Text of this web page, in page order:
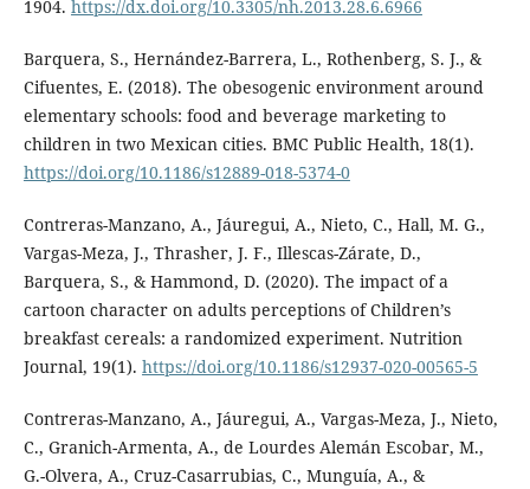
1904. https://dx.doi.org/10.3305/nh.2013.28.6.6966
Barquera, S., Hernández-Barrera, L., Rothenberg, S. J., &
Cifuentes, E. (2018). The obesogenic environment around
elementary schools: food and beverage marketing to
children in two Mexican cities. BMC Public Health, 18(1).
https://doi.org/10.1186/s12889-018-5374-0
Contreras-Manzano, A., Jáuregui, A., Nieto, C., Hall, M. G.,
Vargas-Meza, J., Thrasher, J. F., Illescas-Zárate, D.,
Barquera, S., & Hammond, D. (2020). The impact of a
cartoon character on adults perceptions of Children’s
breakfast cereals: a randomized experiment. Nutrition
Journal, 19(1). https://doi.org/10.1186/s12937-020-00565-5
Contreras-Manzano, A., Jáuregui, A., Vargas-Meza, J., Nieto,
C., Granich-Armenta, A., de Lourdes Alemán Escobar, M.,
G.-Olvera, A., Cruz-Casarrubias, C., Munguía, A., &